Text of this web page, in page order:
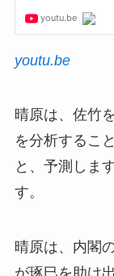
youtu.be
晴原は、佐竹
を分析するこ
と、予測しま
す。
晴原は、内閣